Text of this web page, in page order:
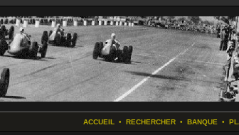
ACCUEIL • RECHERCHER• BANQUE •